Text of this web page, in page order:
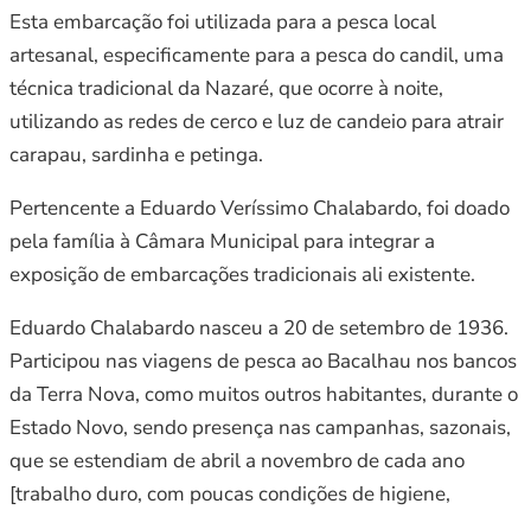
Esta embarcação foi utilizada para a pesca local
artesanal, especificamente para a pesca do candil, uma
técnica tradicional da Nazaré, que ocorre à noite,
utilizando as redes de cerco e luz de candeio para atrair
carapau, sardinha e petinga.
Pertencente a Eduardo Veríssimo Chalabardo, foi doado
pela família à Câmara Municipal para integrar a
exposição de embarcações tradicionais ali existente.
Eduardo Chalabardo nasceu a 20 de setembro de 1936.
Participou nas viagens de pesca ao Bacalhau nos bancos
da Terra Nova, como muitos outros habitantes, durante o
Estado Novo, sendo presença nas campanhas, sazonais,
que se estendiam de abril a novembro de cada ano
[trabalho duro, com poucas condições de higiene,